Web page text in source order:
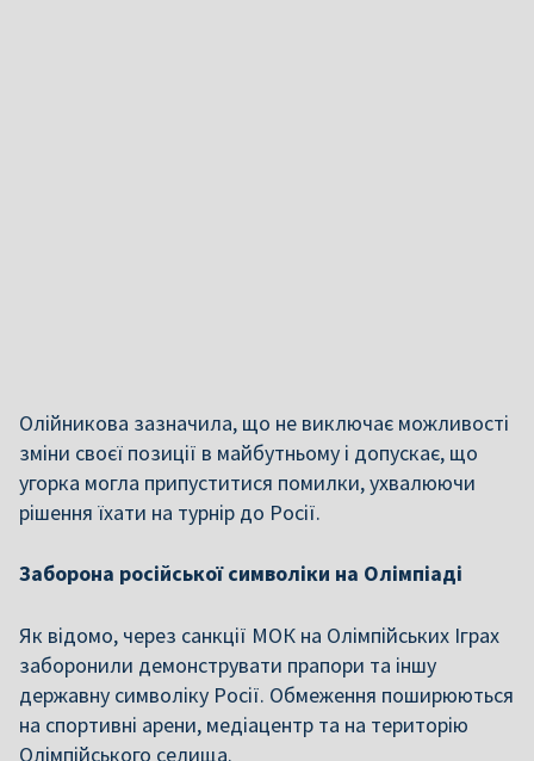
Олійникова зазначила, що не виключає можливості
зміни своєї позиції в майбутньому і допускає, що
угорка могла припуститися помилки, ухвалюючи
рішення їхати на турнір до Росії.
Заборона російської символіки на Олімпіаді
Як відомо, через санкції МОК на Олімпійських Іграх
заборонили демонструвати прапори та іншу
державну символіку Росії. Обмеження поширюються
на спортивні арени, медіацентр та на територію
Олімпійського селища.